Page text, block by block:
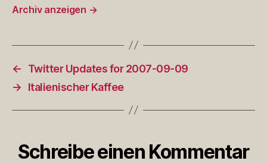
Archiv anzeigen →
←
Twitter Updates for 2007-09-09
→
Italienischer Kaffee
Schreibe einen Kommentar